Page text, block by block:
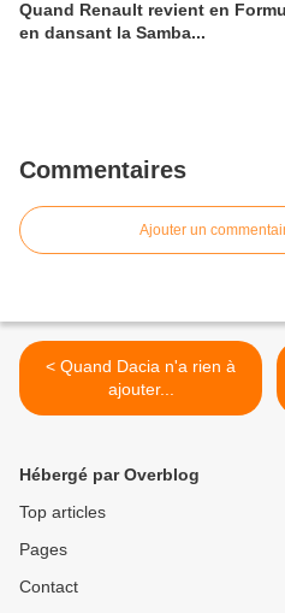
Quand Renault revient en
en dansant la Samba...
Commentaires
Ajouter un
< Quand Dacia n'a rien à
ajouter...
Hébergé par Overblog
Top articles
Pages
Contact